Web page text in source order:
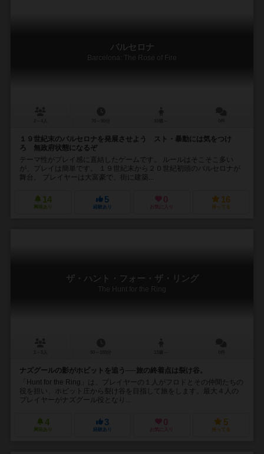
バルセロナ
Barcelona: The Rose of Fire
１９世紀末のバルセロナを発展させよう スト・暴動には気をつけ
ろ 無政府状態になるぞ
テーマ性がプレイ感に直結したゲームです。 ルールはそこそこ多い
が、プレイは簡単です。 １９世紀末から２０世紀初頭のバルセロナが
舞台。 プレイヤーは大富豪で、街に建築...
14
興味あり
5
経験あり
0
お気に入り
16
持ってる
ザ・ハント・フォー・ザ・リング
The Hunt for the Ring
ナズグールの影がホビットを追う──旅の終着点は裂け谷。
「Hunt for the Ring」は、プレイヤーの１人がフロドとその仲間たちの
役を担い、ホビット庄から裂け谷を目指して旅をします。最大４人の
プレイヤーがナズグール役となり...
4
興味あり
3
経験あり
0
お気に入り
5
持ってる